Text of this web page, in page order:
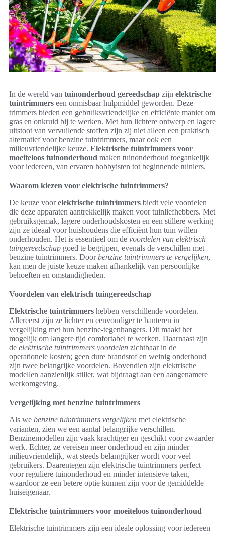
In de wereld van tuinonderhoud gereedschap zijn elektrische
tuintrimmers een onmisbaar hulpmiddel geworden. Deze
trimmers bieden een gebruiksvriendelijke en efficiënte manier om
gras en onkruid bij te werken. Met hun lichtere ontwerp en lagere
uitstoot van vervuilende stoffen zijn zij niet alleen een praktisch
alternatief voor benzine tuintrimmers, maar ook een
milieuvriendelijke keuze. Elektrische tuintrimmers voor
moeiteloos tuinonderhoud maken tuinonderhoud toegankelijk
voor iedereen, van ervaren hobbyisten tot beginnende tuiniers.
Waarom kiezen voor elektrische tuintrimmers?
De keuze voorelektrische tuintrimmers biedt vele voordelen
die deze apparaten aantrekkelijk maken voor tuinliefhebbers. Met
gebruiksgemak, lagere onderhoudskosten en een stillere werking
zijn ze ideaal voor huishoudens die efficiënt hun tuin willen
onderhouden. Het is essentieel om de voordelen van elektrisch
tuingereedschap goed te begrijpen, evenals de verschillen met
benzine tuintrimmers. Doorbenzine tuintrimmers te vergelijken,
kan men de juiste keuze maken afhankelijk van persoonlijke
behoeften en omstandigheden.
Voordelen van elektrisch tuingereedschap
Elektrische tuintrimmers hebben verschillende voordelen.
Allereerst zijn ze lichter en eenvoudiger te hanteren in
vergelijking met hun benzine-tegenhangers. Dit maakt het
mogelijk om langere tijd comfortabel te werken. Daarnaast zijn
de elektrische tuintrimmers voordelen zichtbaar in de
operationele kosten; geen dure brandstof en weinig onderhoud
zijn twee belangrijke voordelen. Bovendien zijn elektrische
modellen aanzienlijk stiller, wat bijdraagt aan een aangenamere
werkomgeving.
Vergelijking met benzine tuintrimmers
Als we benzine tuintrimmers vergelijken met elektrische
varianten, zien we een aantal belangrijke verschillen.
Benzinemodellen zijn vaak krachtiger en geschikt voor zwaarder
werk. Echter, ze vereisen meer onderhoud en zijn minder
milieuvriendelijk, wat steeds belangrijker wordt voor veel
gebruikers. Daarentegen zijn elektrische tuintrimmers perfect
voor reguliere tuinonderhoud en minder intensieve taken,
waardoor ze een betere optie kunnen zijn voor de gemiddelde
huiseigenaar.
Elektrische tuintrimmers voor moeiteloos tuinonderhoud
Elektrische tuintrimmers zijn een ideale oplossing voor iedereen